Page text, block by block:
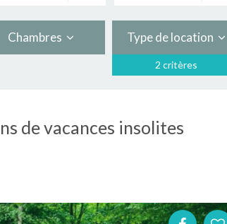
Chambres Type de location
2 critères
de vacances insolites